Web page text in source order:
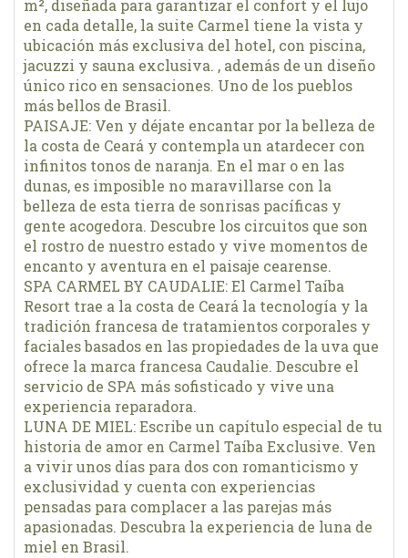
m², diseñada para garantizar el confort y el lujo
en cada detalle, la suite Carmel tiene la vista y
ubicación más exclusiva del hotel, con piscina,
jacuzzi y sauna exclusiva. , además de un diseño
único rico en sensaciones. Uno de los pueblos
más bellos de Brasil.
PAISAJE: Ven y déjate encantar por la belleza de
la costa de Ceará y contempla un atardecer con
infinitos tonos de naranja. En el mar o en las
dunas, es imposible no maravillarse con la
belleza de esta tierra de sonrisas pacíficas y
gente acogedora. Descubre los circuitos que son
el rostro de nuestro estado y vive momentos de
encanto y aventura en el paisaje cearense.
SPA CARMEL BY CAUDALIE: El Carmel Taíba
Resort trae a la costa de Ceará la tecnología y la
tradición francesa de tratamientos corporales y
faciales basados ​​en las propiedades de la uva que
ofrece la marca francesa Caudalie. Descubre el
servicio de SPA más sofisticado y vive una
experiencia reparadora.
LUNA DE MIEL: Escribe un capítulo especial de tu
historia de amor en Carmel Taíba Exclusive. Ven
a vivir unos días para dos con romanticismo y
exclusividad y cuenta con experiencias
pensadas para complacer a las parejas más
apasionadas. Descubra la experiencia de luna de
miel en Brasil.